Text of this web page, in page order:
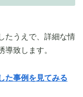
たうえで、詳細な情
致します。
た事例を見てみる